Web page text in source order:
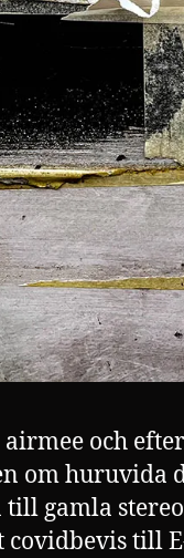
och
om huruvida
gamla
covidbevis till